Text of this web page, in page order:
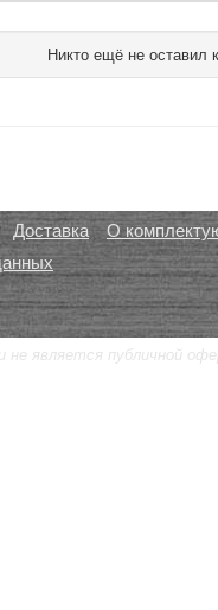
Никто ещё не оставил
Доставка
О
является публичной